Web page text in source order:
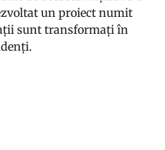
un proiect numit
sunt transformați în